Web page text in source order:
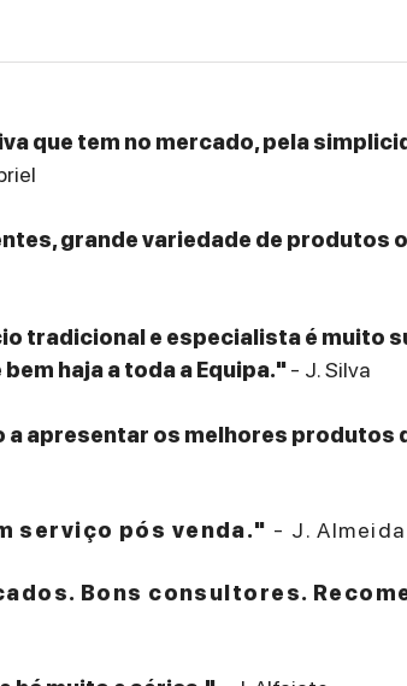
que tem no mercado, pela
grande variedade de produtos
tradicional e especialista é muito
haja a toda a Equipa."- J. Silva
apresentar os melhores produtos
serviço pós venda." - J. Almeida
Bons consultores.